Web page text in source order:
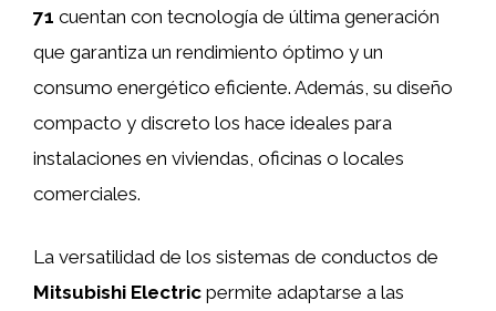
71 cuentan con tecnología de última generación
que garantiza un rendimiento óptimo y un
consumo energético eficiente. Además, su diseño
compacto y discreto los hace ideales para
instalaciones en viviendas, oficinas o locales
comerciales.
La versatilidad de los sistemas de conductos de
Mitsubishi Electric permite adaptarse a las